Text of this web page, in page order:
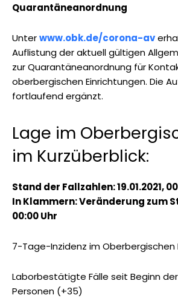
Quarantäneanordnung
Unterwww.obk.de/corona-av
Auflistung der aktuell gültigen
zur Quarantäneanordnung für
oberbergischen Einrichtungen. Die
fortlaufend ergänzt.
Lage im
im Kurzüberblick:
Stand der Fallzahlen: 19.01.2021,
In Klammern: Veränderung zum
00:00 Uhr
7-Tage-Inzidenz im Oberbergischen
Laborbestätigte Fälle seit Beginn
Personen (+35)